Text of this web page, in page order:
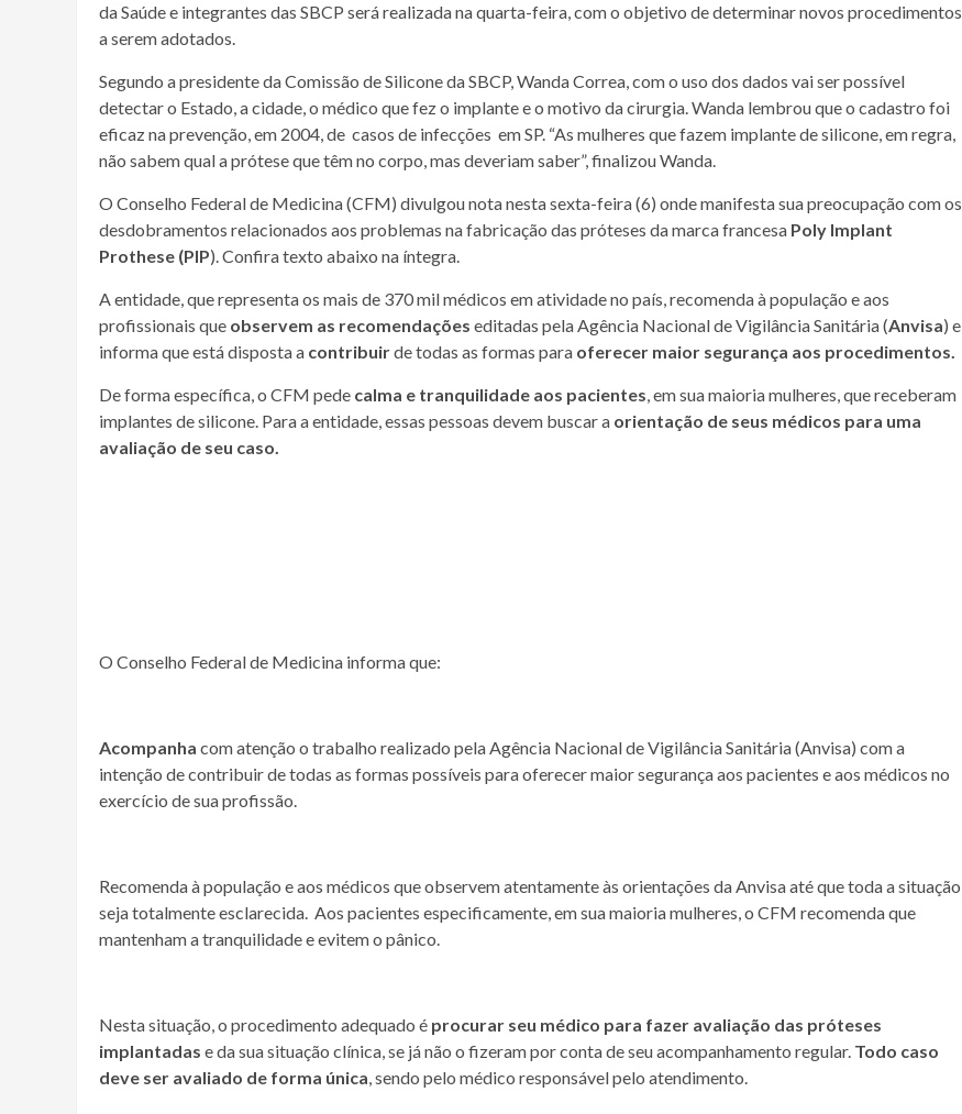
da Saúde e integrantes das SBCP será realizada na quarta-feira, com o objetivo de determinar novos procedimentos
a serem adotados.
Segundo a presidente da Comissão de Silicone da SBCP, Wanda Correa, com o uso dos dados vai ser possível
detectar o Estado, a cidade, o médico que fez o implante e o motivo da cirurgia. Wanda lembrou que o cadastro foi
eficaz na prevenção, em 2004, de casos de infecções em SP. “As mulheres que fazem implante de silicone, em regra,
não sabem qual a prótese que têm no corpo, mas deveriam saber”, finalizou Wanda.
O Conselho Federal de Medicina (CFM) divulgou nota nesta sexta-feira (6) onde manifesta sua preocupação com os
desdobramentos relacionados aos problemas na fabricação das próteses da marca francesa Poly Implant
Prothese (PIP). Confira texto abaixo na íntegra.
A entidade, que representa os mais de 370 mil médicos em atividade no país, recomenda à população e aos
profissionais que observem as recomendações editadas pela Agência Nacional de Vigilância Sanitária (Anvisa) e
informa que está disposta a contribuirde todas as formas para oferecer maior segurança aos procedimentos.
De forma específica, o CFM pede calma e tranquilidade aos pacientes, em sua maioria mulheres, que receberam
implantes de silicone. Para a entidade, essas pessoas devem buscar a orientação de seus médicos para uma
avaliação de seu caso.
O Conselho Federal de Medicina informa que:
Acompanha com atenção o trabalho realizado pela Agência Nacional de Vigilância Sanitária (Anvisa) com a
intenção de contribuir de todas as formas possíveis para oferecer maior segurança aos pacientes e aos médicos no
exercício de sua profissão.
Recomenda à população e aos médicos que observem atentamente às orientações da Anvisa até que toda a situação
seja totalmente esclarecida. Aos pacientes especificamente, em sua maioria mulheres, o CFM recomenda que
mantenham a tranquilidade e evitem o pânico.
Nesta situação, o procedimento adequado é procurar seu médico para fazer avaliação das próteses
implantadas e da sua situação clínica, se já não o fizeram por conta de seu acompanhamento regular. Todo caso
deve ser avaliado de forma única, sendo pelo médico responsável pelo atendimento.